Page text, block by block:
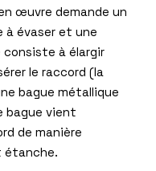
œuvre demande un
à évaser et une
consiste à élargir
le raccord (la
bague métallique
bague vient
de manière
étanche.